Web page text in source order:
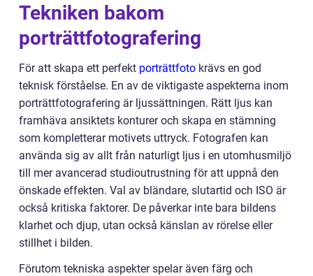
Tekniken bakom
porträttfotografering
För att skapa ett perfekt porträttfoto krävs en god
teknisk förståelse. En av de viktigaste aspekterna inom
porträttfotografering är ljussättningen. Rätt ljus kan
framhäva ansiktets konturer och skapa en stämning
som kompletterar motivets uttryck. Fotografen kan
använda sig av allt från naturligt ljus i en utomhusmiljö
till mer avancerad studioutrustning för att uppnå den
önskade effekten. Val av bländare, slutartid och ISO är
också kritiska faktorer. De påverkar inte bara bildens
klarhet och djup, utan också känslan av rörelse eller
stillhet i bilden.
Förutom tekniska aspekter spelar även färg och